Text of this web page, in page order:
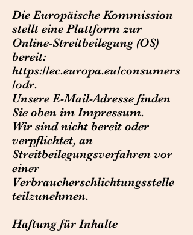
Die Europäische Kommission
stellt eine Plattform zur
Online-Streitbeilegung (OS)
bereit:
https://ec.europa.eu/consumers
/odr.
Unsere E-Mail-Adresse finden
Sie oben im Impressum.
Wir sind nicht bereit oder
verpflichtet, an
Streitbeilegungsverfahren vor
einer
Verbraucherschlichtungsstelle
teilzunehmen.
Haftung für Inhalte